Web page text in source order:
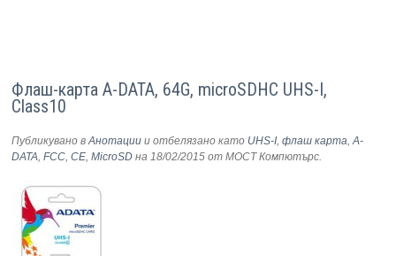
Флаш-карта A-DATA, 64G, microSDHC UHS-I,
Class10
Публикувано вАнотации и отбелязано като UHS-I,флаш карта,A-
DATA,FCC,CE,MicroSD на 18/02/2015 от МОСТ Компютърс.